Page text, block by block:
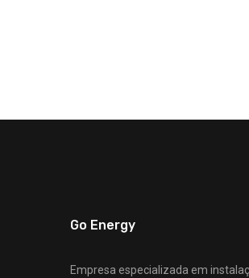
Go Energy
Empresa especializada em